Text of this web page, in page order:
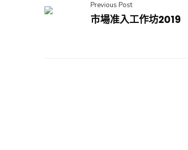
Previous Post
市場准入工作坊2019